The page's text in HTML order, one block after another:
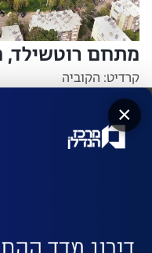
מתחם רוטשילד,
קרדיט: הקוביה
השאירו פרטים
×